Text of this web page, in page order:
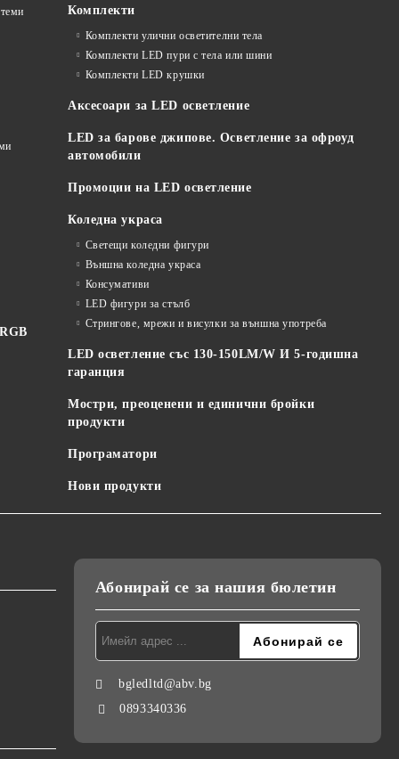
Комплекти
Комплекти улични осветителни тела
Комплекти LED пури с тела или шини
Комплекти LED крушки
Аксесоари за LED осветление
LED за барове джипове. Осветление за офроуд
автомобили
Промоции на LED осветление
Коледна украса
Светещи коледни фигури
Външна коледна украса
Консумативи
LED фигури за стълб
Стрингове, мрежи и висулки за външна употреба
LED осветление със 130-150LM/W И 5-годишна
гаранция
Мостри, преоценени и единични бройки
продукти
Програматори
Нови продукти
Абонирай се за нашия бюлетин
bgledltd@abv.bg
0893340336